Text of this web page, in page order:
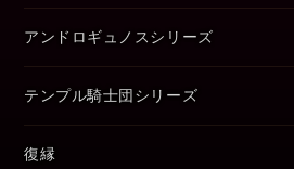
アンドロギュノスシリーズ
テンプル騎士団シリーズ
復縁